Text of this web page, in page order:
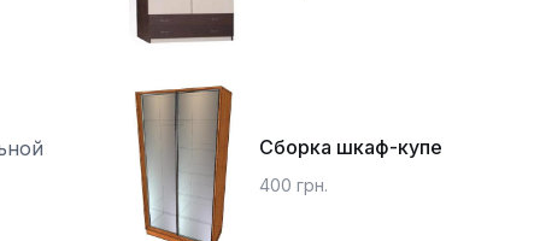
Сборка шкаф-купе
400 грн.